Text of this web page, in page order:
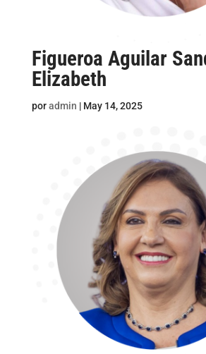
Figueroa Aguilar
Elizabeth
poradmin | May 14, 2025